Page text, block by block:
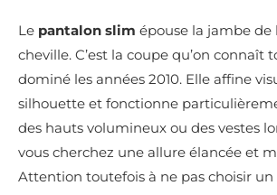
Le pantalon slim épouse la jambe de
cheville. C’est la coupe qu’on connaît
dominé les années 2010. Elle affine
silhouette et fonctionne
des hauts volumineux ou des vestes
vous cherchez une allure élancée et
Attention toutefois à ne pas choisir